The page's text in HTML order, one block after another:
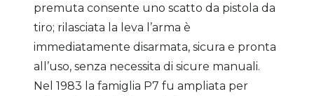
premuta consente uno scatto da pistola da
tiro; rilasciata la leva l’arma è
immediatamente disarmata, sicura e pronta
all’uso, senza necessita di sicure manuali.
Nel 1983 la famiglia P7 fu ampliata per